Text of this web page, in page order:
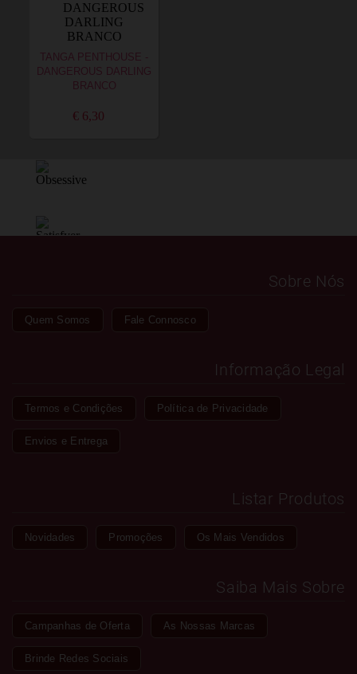
TANGA PENTHOUSE -
DANGEROUS DARLING
BRANCO
€ 6,30
Sobre Nós
Quem Somos Fale Connosco
Informação Legal
Termos e Condições Política de Privacidade
Envios e Entrega
Listar Produtos
Novidades Promoções Os Mais Vendidos
Saiba Mais Sobre
Campanhas de Oferta As Nossas Marcas
Brinde Redes Sociais